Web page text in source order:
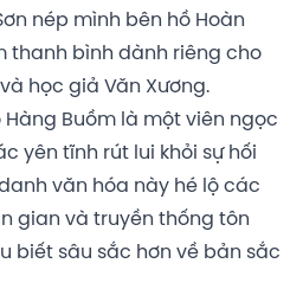
nép mình bên hồ Hoàn
thanh bình dành riêng cho
học giả Văn Xương.
Buồm là một viên ngọc
yên tĩnh rút lui khỏi sự hối
văn hóa này hé lộ các
gian và truyền thống tôn
biết sâu sắc hơn về bản sắc